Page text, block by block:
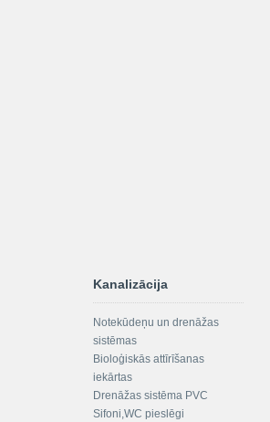
Kanalizācija
Notekūdeņu un drenāžas
sistēmas
Bioloģiskās attīrīšanas
iekārtas
Drenāžas sistēma PVC
Sifoni,WC pieslēgi